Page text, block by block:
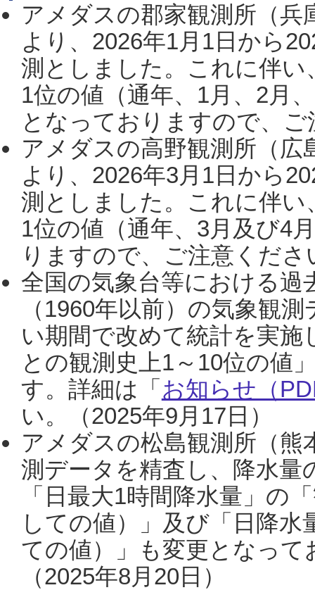
アメダスの郡家観測所（
より、2026年1月1日から
測としました。これに伴い
1位の値（通年、1月、2月
となっておりますので、
アメダスの高野観測所（
より、2026年3月1日から
測としました。これに伴い
1位の値（通年、3月及び4
りますので、ご注意くだ
全国の気象台等における過
（1960年以前）の気象観
い期間で改めて統計を実
との観測史上1～10位の値
す。詳細は「 お知らせ（
い。（2025年9月17日）
アメダスの松島観測所（熊
測データを精査し、降水
「日最大1時間降水量」の
しての値）」及び「日降
ての値）」も変更となっ
（2025年8月20日）